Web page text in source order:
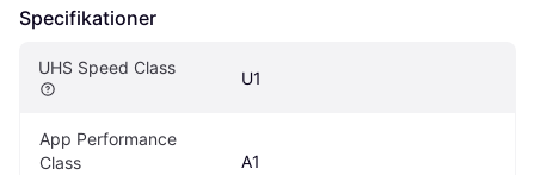
Specifikationer
UHS Speed Class
U1
App Performance
Class
A1